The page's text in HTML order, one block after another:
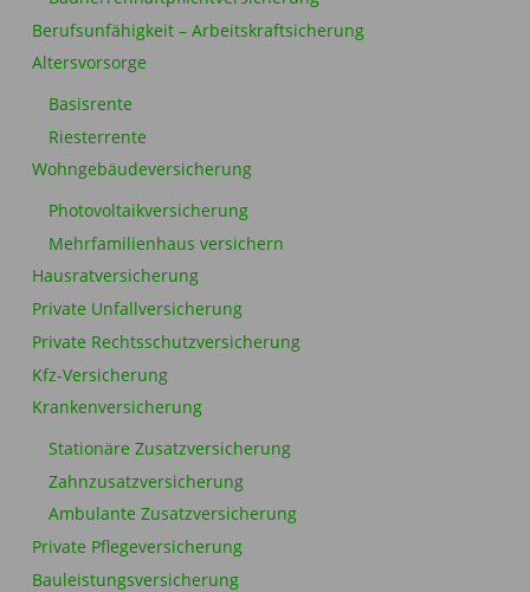
Berufsunfähigkeit – Arbeitskraftsicherung
Altersvorsorge
Basisrente
Riesterrente
Wohngebäudeversicherung
Photovoltaikversicherung
Mehrfamilienhaus versichern
Hausratversicherung
Private Unfallversicherung
Private Rechtsschutzversicherung
Kfz-Versicherung
Krankenversicherung
Stationäre Zusatzversicherung
Zahnzusatzversicherung
Ambulante Zusatzversicherung
Private Pflegeversicherung
Bauleistungsversicherung